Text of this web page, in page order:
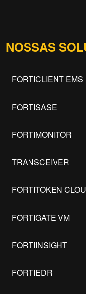
NOSSAS
FORTICLIENT EMS
FORTISASE
FORTIMONITOR
TRANSCEIVER
FORTITOKEN
FORTIGATE VM
FORTIINSIGHT
FORTIEDR